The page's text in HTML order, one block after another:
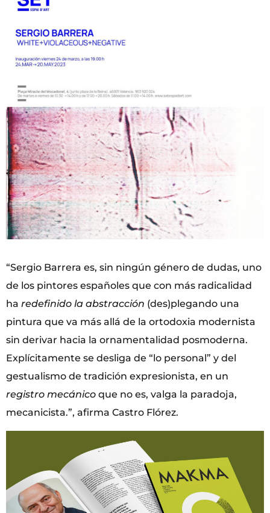
“Sergio Barrera es, sin ningún género de dudas, uno
de los pintores españoles que con más radicalidad
ha redefinido la abstracción (des)plegando una
pintura que va más allá de la ortodoxia modernista
sin derivar hacia la ornamentalidad posmoderna.
Explícitamente se desliga de “lo personal” y del
gestualismo de tradición expresionista, en un
registro mecánico que no es, valga la paradoja,
mecanicista.”, afirma Castro Flórez.